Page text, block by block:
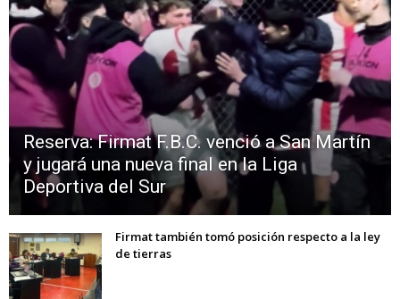
Reserva: Firmat F.B.C. venció a San Martín
y jugará una nueva final en la Liga
Deportiva del Sur
Firmat también tomó posición respecto a la ley
de tierras